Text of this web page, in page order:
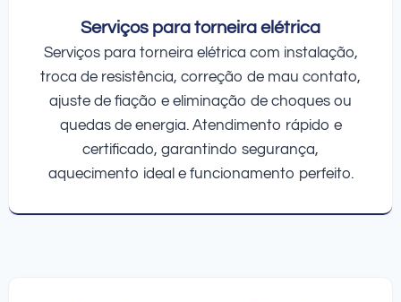
Serviços para torneira elétrica
Serviços para torneira elétrica com instalação,
troca de resistência, correção de mau contato,
ajuste de fiação e eliminação de choques ou
quedas de energia. Atendimento rápido e
certificado, garantindo segurança,
aquecimento ideal e funcionamento perfeito.